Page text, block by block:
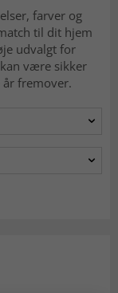
farver og
til dit hjem
udvalgt for
være sikker
fremover.